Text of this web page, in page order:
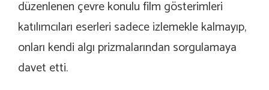
düzenlenen çevre konulu film gösterimleri
katılımcıları eserleri sadece izlemekle kalmayıp,
onları kendi algı prizmalarından sorgulamaya
davet etti.